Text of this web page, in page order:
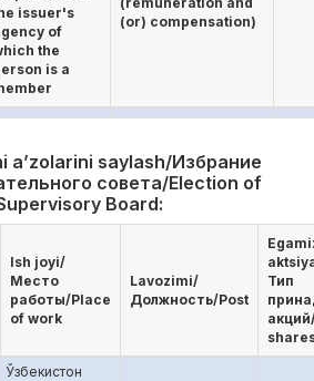
issuer's
of
the
is a
(or) compensation)
a’zolarini saylash/Избрание
совета/Election of
Board:
Ish joyi/
Место
работы/Place
of work
Lavozimi/
Должность/Post
Тип
Ўзбекистон